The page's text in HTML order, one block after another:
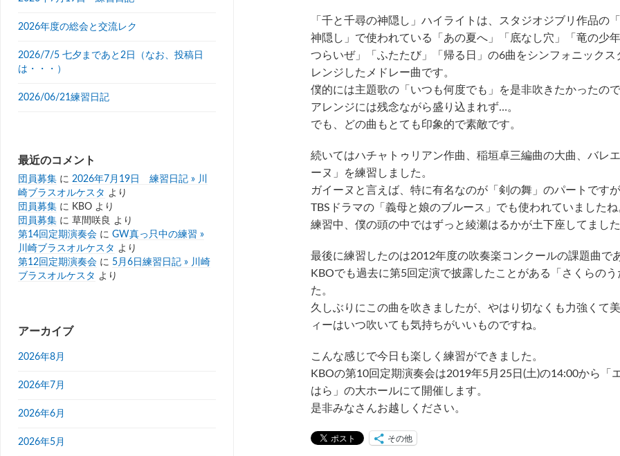
「千と千尋の神隠し」ハイライトは、スタジオジブリ作品の
神隠し」で使われている「あの夏へ」「底なし穴」「竜の少
つらいぜ」「ふたたび」「帰る日」の6曲をシンフォニックス
レンジしたメドレー曲です。
僕的には主題歌の「いつも何度でも」を是非吹きたかったの
アレンジには残念ながら盛り込まれず…。
でも、どの曲もとても印象的で素敵です。
続いてはハチャトゥリアン作曲、稲垣卓三編曲の大曲、バレ
ーヌ」を練習しました。
ガイーヌと言えば、特に有名なのが「剣の舞」のパートです
TBSドラマの「義母と娘のブルース」でも使われていましたね
練習中、僕の頭の中ではずっと綾瀬はるかが土下座してまし
最後に練習したのは2012年度の吹奏楽コンクールの課題曲で
KBOでも過去に第5回定演で披露したことがある「さくらのう
た。
久しぶりにこの曲を吹きましたが、やはり切なくも力強くて
ィーはいつ吹いても気持ちがいいものですね。
こんな感じで今日も楽しく練習ができました。
KBOの第10回定期演奏会は2019年5月25日(土)の14:00から「
はら」の大ホールにて開催します。
是非みなさんお越しください。
その他
2026年度の総会と交流レク
2026/7/5 七夕まであと2日（なお、投稿日
は・・・）
2026/06/21練習日記
最近のコメント
団員募集 に 2026年7月19日 練習日記 » 川
崎ブラスオルケスタ より
団員募集 に KBO より
団員募集 に 草間咲良 より
第14回定期演奏会 に GW真っ只中の練習 »
川崎ブラスオルケスタ より
第12回定期演奏会 に 5月6日練習日記 » 川崎
ブラスオルケスタ より
アーカイブ
2026年8月
2026年7月
2026年6月
2026年5月